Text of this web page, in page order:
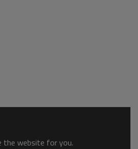
the website for you.